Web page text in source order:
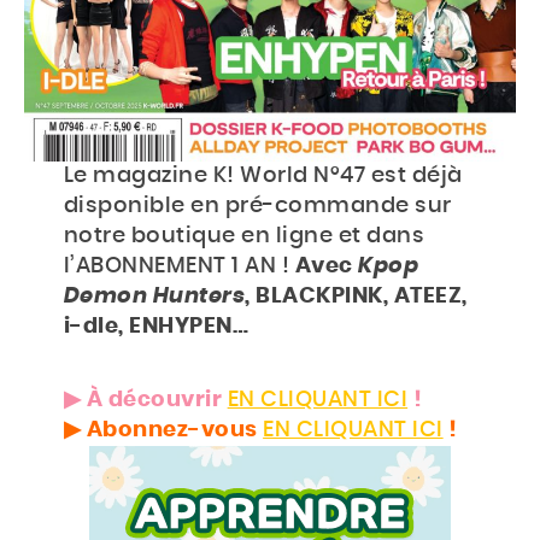
Rechercher
sur
Rechercher
BOUTIQUE
Accueil
Actu
Events
Jeux
Mag & livres
Le magazine K! World N°47 est déjà
disponible en pré-commande sur
notre boutique en ligne et dans
l’ABONNEMENT 1 AN ! AvecKpop
Demon Hunters, BLACKPINK, ATEEZ,
i-dle, ENHYPEN…
▶︎ À découvrir EN CLIQUANT ICI
!
▶︎ Abonnez-vous EN CLIQUANT ICI !